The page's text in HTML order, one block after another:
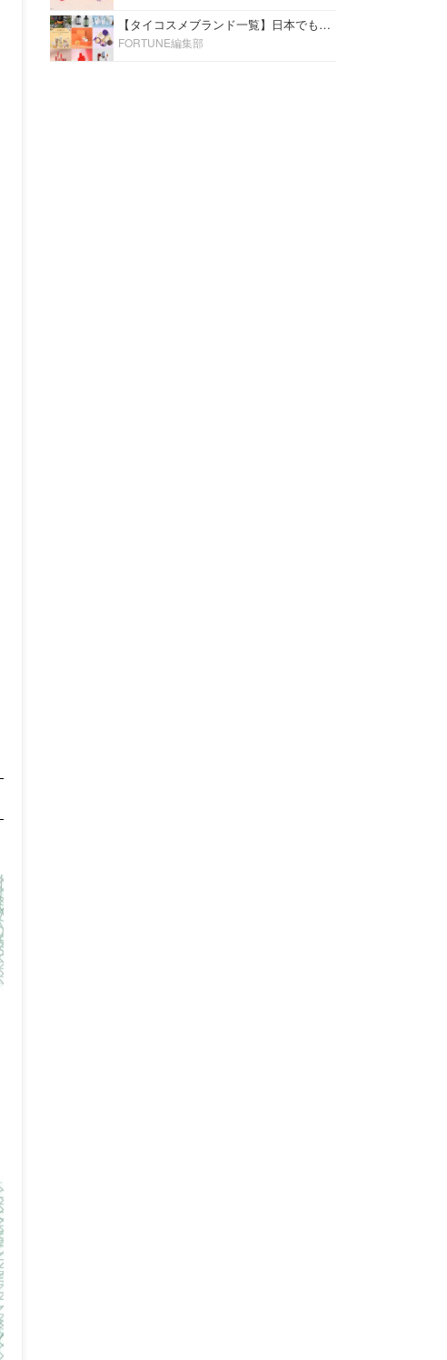
【タイコスメブランド一覧】日本でも人気沸騰中の“タイコスメ”ブランド20選！
FORTUNE編集部